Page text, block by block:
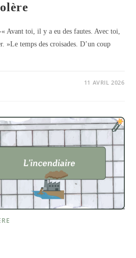
Avant toi, il y a eu des fautes. Avec toi,
»Le temps des croisades. D’un coup
11 AVRIL 2026